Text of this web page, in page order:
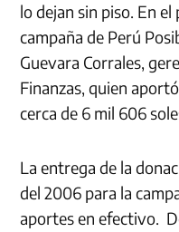
lo dejan sin piso. En
campaña de Perú
Guevara Corrales,
Finanzas, quien
cerca de 6 mil 606
La entrega de la
del 2006 para la
aportes en efectivo.